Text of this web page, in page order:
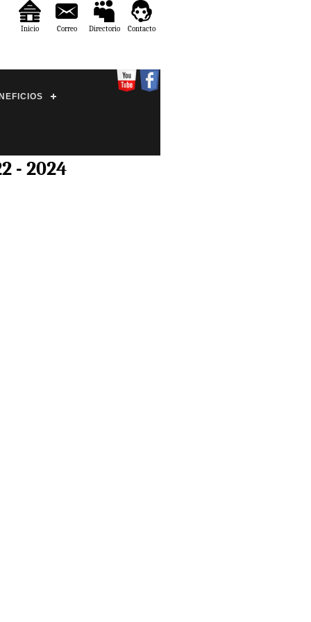
Contacto
Directorio
Correo
Inicio
- 2024